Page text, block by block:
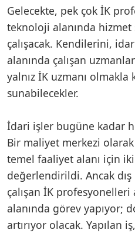
Gelecekte, pek çok İK
teknoloji alanında
çalışacak. Kendilerini,
alanında çalışan
yalnız İK uzmanı
sunabilecekler.
İdari işler bugüne kadar
Bir maliyet merkezi
temel faaliyet alanı için
değerlendirildi. Ancak dış
çalışan İK
alanında görev yapıyor;
artırıyor olacak. Yapılan